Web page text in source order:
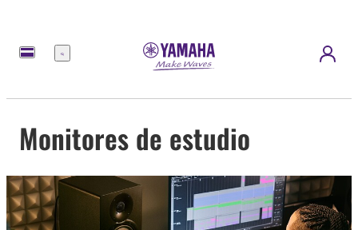
Menú
Monitores de estudio